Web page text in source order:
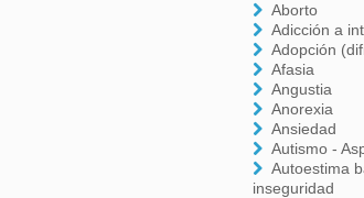
Aborto
Adicción a
Adopción
Afasia
Angustia
Anorexia
Ansiedad
Autismo -
Autoestima
inseguridad